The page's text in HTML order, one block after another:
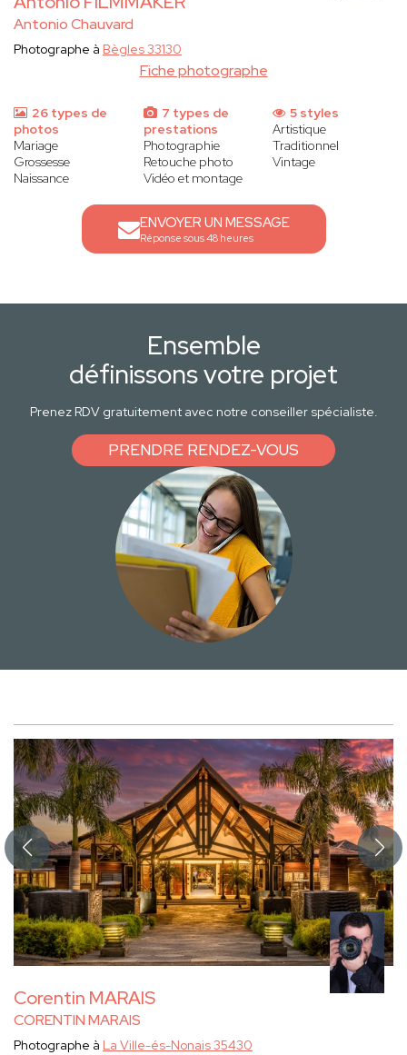
Antonio Chauvard
Fiche photographe
Photographe à Bègles 33130
26 types de
photos
Mariage
Grossesse
Naissance
7 types de
prestations
Photographie
Retouche photo
Vidéo et montage
5 styles
Artistique
Traditionnel
Vintage
ENVOYER UN MESSAGE
Réponse sous 48 heures
Ensemble
définissons votre projet
Prenez RDV gratuitement avec notre conseiller spécialiste.
PRENDRE RENDEZ-VOUS
Corentin MARAIS
CORENTIN MARAIS
Photographe à La Ville-és-Nonais 35430